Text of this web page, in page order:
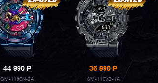
44 990 P
GM-110SN-2A
36 990P
GM-110VB-1A